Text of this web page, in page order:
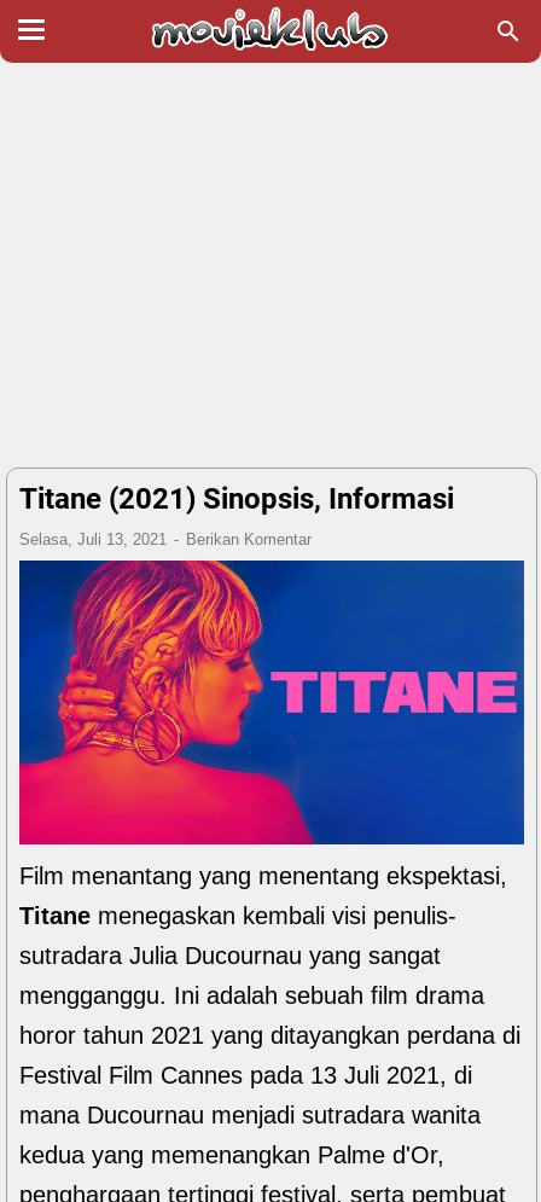
Titane (2021) Sinopsis, Informasi
Selasa, Juli 13, 2021 Berikan Komentar
Film menantang yang menentang ekspektasi,
Titane menegaskan kembali visi penulis-
sutradara Julia Ducournau yang sangat
mengganggu. Ini adalah sebuah film drama
horor tahun 2021 yang ditayangkan perdana di
Festival Film Cannes pada 13 Juli 2021, di
mana Ducournau menjadi sutradara wanita
kedua yang memenangkan Palme d'Or,
penghargaan tertinggi festival, serta pembuat